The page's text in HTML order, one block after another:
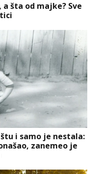
šta od majke? Sve
i samo je nestala:
zanemeo je